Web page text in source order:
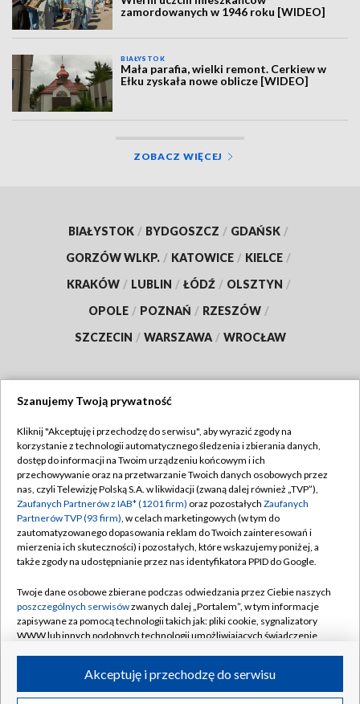
zamordowanych w 1946 roku [WIDEO]
BIAŁYSTOK
Mała parafia, wielki remont. Cerkiew w
Ełku zyskała nowe oblicze [WIDEO]
ZOBACZ WIĘCEJ
BIAŁYSTOK / BYDGOSZCZ / GDAŃSK /
GORZÓW WLKP. / KATOWICE / KIELCE /
KRAKÓW / LUBLIN / ŁÓDŹ / OLSZTYN /
OPOLE / POZNAŃ / RZESZÓW /
SZCZECIN / WARSZAWA / WROCŁAW
TVP
Abonament TVP
Emisja w TVP
Centrum informacji TVP
Naziemna Telewizja Cyfrowa
Rada Programowa
System NOS
Informacje o nadawcy
Program dla prasy
Regulamin TVP
Polityka prywatności
Moje zgody
Pomoc
Kontakt
Kanały
©2026 Telewizja Polska S.A. w likwidacji
Szanujemy Twoją prywatność
Kliknij "Akceptuję i przechodzę do serwisu", aby wyrazić zgody na
korzystanie z technologii automatycznego śledzenia i zbierania danych,
dostęp do informacji na Twoim urządzeniu końcowym i ich
przechowywanie oraz na przetwarzanie Twoich danych osobowych przez
nas, czyli Telewizję Polską S.A. w likwidacji (zwaną dalej również „TVP”),
Zaufanych Partnerów z IAB* (1201 firm) oraz pozostałych Zaufanych
Partnerów TVP (93 firm), w celach marketingowych (w tym do
zautomatyzowanego dopasowania reklam do Twoich zainteresowań i
mierzenia ich skuteczności) i pozostałych, które wskazujemy poniżej, a
także zgody na udostępnianie przez nas identyfikatora PPID do Google.
Twoje dane osobowe zbierane podczas odwiedzania przez Ciebie naszych
poszczególnych serwisówzwanych dalej „Portalem”, w tym informacje
zapisywane za pomocą technologii takich jak: pliki cookie, sygnalizatory
WWW lub innych podobnych technologii umożliwiających świadczenie
ruchu w Internecie.Akceptuję i przechodzę do serwisu